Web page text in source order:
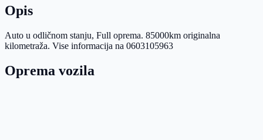
Opis
Auto u odličnom stanju, Full oprema. 85000km originalna
kilometraža. Vise informacija na 0603105963
Oprema vozila